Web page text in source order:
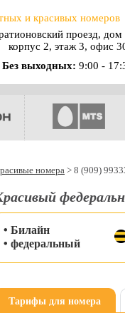
и красивых номеров
проезд, дом
корпус 2, этаж 3, офис
Без выходных: 9:00 -
номера> 8 (909)
• Билайн
• федеральный
Тарифы для номера